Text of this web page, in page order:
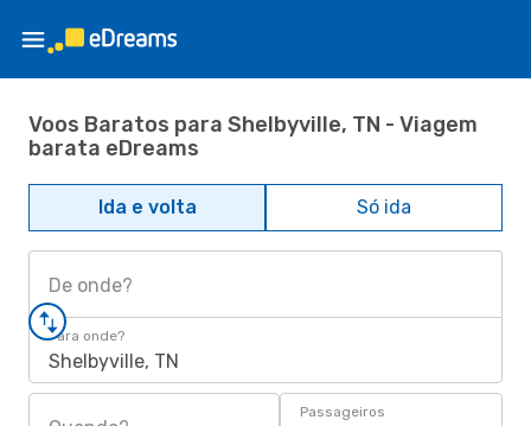
Voos Baratos para Shelbyville, TN - Viagem
barata eDreams
Ida e volta Só ida
De onde?
Para onde?
Shelbyville, TN
Passageiros